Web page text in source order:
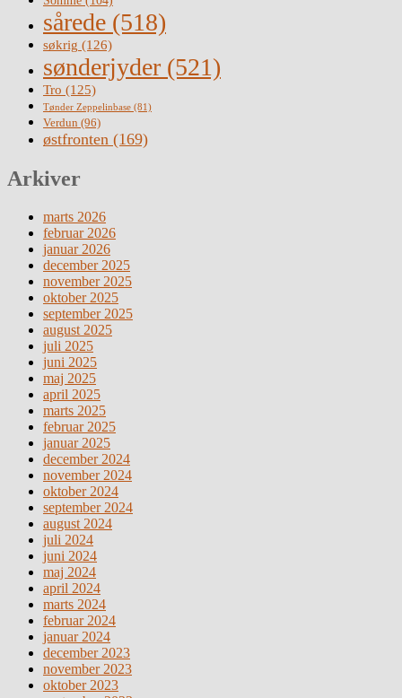
sårede (518)
søkrig (126)
sønderjyder (521)
Tro (125)
Tønder Zeppelinbase (81)
Verdun (96)
østfronten (169)
Arkiver
marts 2026
februar 2026
januar 2026
december 2025
november 2025
oktober 2025
september 2025
august 2025
juli 2025
juni 2025
maj 2025
april 2025
marts 2025
februar 2025
januar 2025
december 2024
november 2024
oktober 2024
september 2024
august 2024
juli 2024
juni 2024
maj 2024
april 2024
marts 2024
februar 2024
januar 2024
december 2023
november 2023
oktober 2023